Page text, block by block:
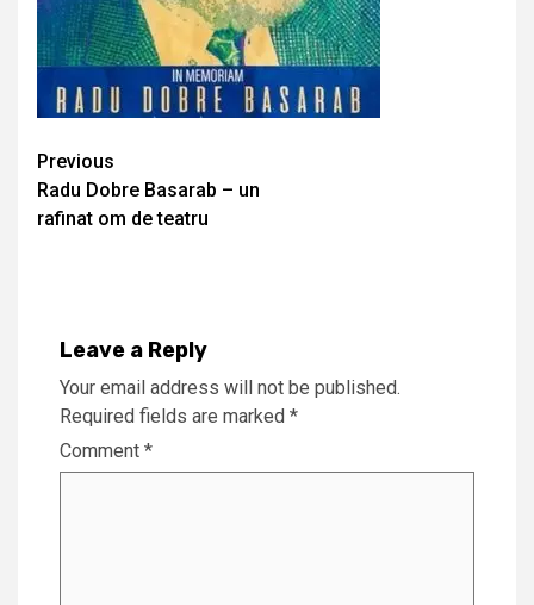
Continue
Reading
Previous
Radu Dobre Basarab – un
rafinat om de teatru
Leave a Reply
Your email address will not be published.
Required fields are marked *
Comment *